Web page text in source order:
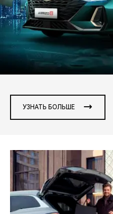
CHERY И СПОРТ
НАШИ МЕРОПРИЯТИЯ
CHERY ДЛЯ ДЕТЕЙ
УЗНАТЬ БОЛЬШЕ